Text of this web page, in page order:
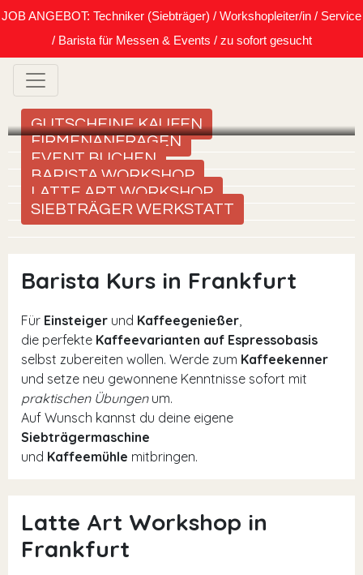
JOB ANGEBOT: Techniker (Siebträger) / Workshopleiter/in / Service
/ Barista für Messen & Events / zu sofort gesucht
GUTSCHEINE KAUFEN
FIRMENANFRAGEN
EVENT BUCHEN
BARISTA WORKSHOP
LATTE ART WORKSHOP
SIEBTRÄGER WERKSTATT
Barista Kurs in Frankfurt
Für Einsteiger und Kaffeegenießer,
die perfekte Kaffeevarianten auf Espressobasis
selbst zubereiten wollen. Werde zum Kaffeekenner
und setze neu gewonnene Kenntnisse sofort mit
praktischen Übungenum.
Auf Wunsch kannst du deine eigene
Siebträgermaschine
und Kaffeemühle mitbringen.
Latte Art Workshop in
Frankfurt